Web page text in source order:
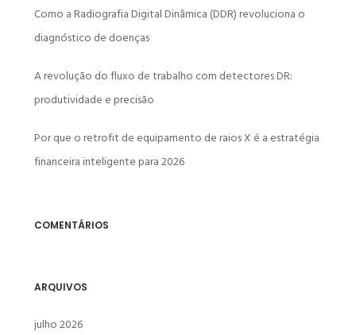
Como a Radiografia Digital Dinâmica (DDR) revoluciona o
diagnóstico de doenças
A revolução do fluxo de trabalho com detectores DR:
produtividade e precisão
Por que o retrofit de equipamento de raios X é a estratégia
financeira inteligente para 2026
COMENTÁRIOS
ARQUIVOS
julho 2026